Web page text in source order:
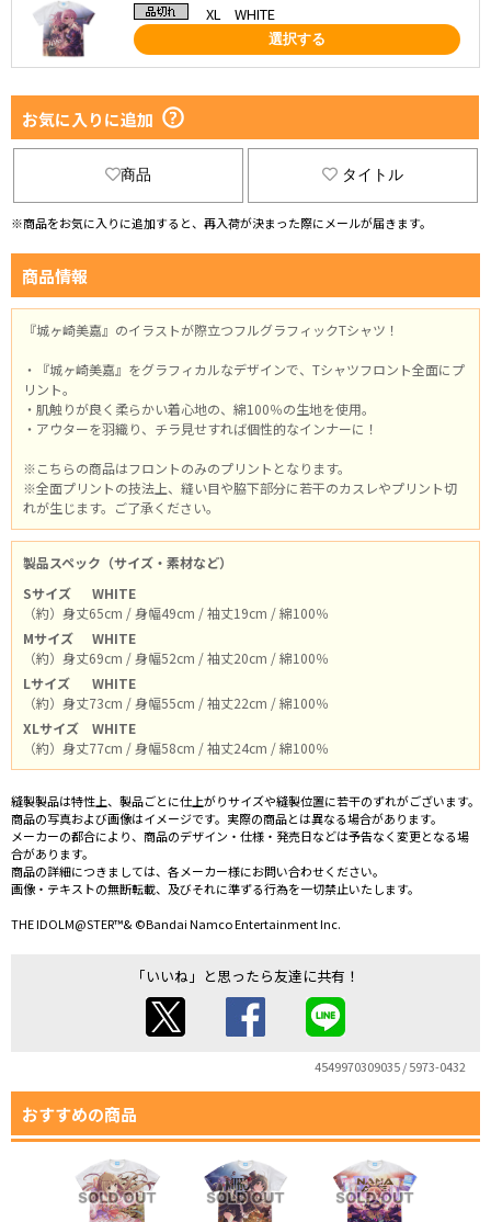
XL WHITE
選択する
お気に入りに追加
商品 タイトル
※商品をお気に入りに追加すると、再入荷が決まった際にメールが届きます。
商品情報
『城ヶ崎美嘉』のイラストが際立つフルグラフィックTシャツ！
・『城ヶ崎美嘉』をグラフィカルなデザインで、Tシャツフロント全面にプ
リント。
・肌触りが良く柔らかい着心地の、綿100％の生地を使用。
・アウターを羽織り、チラ見せすれば個性的なインナーに！
※こちらの商品はフロントのみのプリントとなります。
※全面プリントの技法上、縫い目や脇下部分に若干のカスレやプリント切
れが生じます。ご了承ください。
製品スペック（サイズ・素材など）
Sサイズ
WHITE
（約）身丈65cm / 身幅49cm / 袖丈19cm / 綿100％
Mサイズ
WHITE
（約）身丈69cm / 身幅52cm / 袖丈20cm / 綿100％
Lサイズ
WHITE
（約）身丈73cm / 身幅55cm / 袖丈22cm / 綿100％
XLサイズ
WHITE
（約）身丈77cm / 身幅58cm / 袖丈24cm / 綿100％
縫製製品は特性上、製品ごとに仕上がりサイズや縫製位置に若干のずれがございます。
商品の写真および画像はイメージです。実際の商品とは異なる場合があります。
メーカーの都合により、商品のデザイン・仕様・発売日などは予告なく変更となる場
合があります。
商品の詳細につきましては、各メーカー様にお問い合わせください。
画像・テキストの無断転載、及びそれに準ずる行為を一切禁止いたします。
THE IDOLM@STER™& ©Bandai Namco Entertainment Inc.
「いいね」と思ったら友達に共有！
4549970309035 / 5973-0432
おすすめの商品